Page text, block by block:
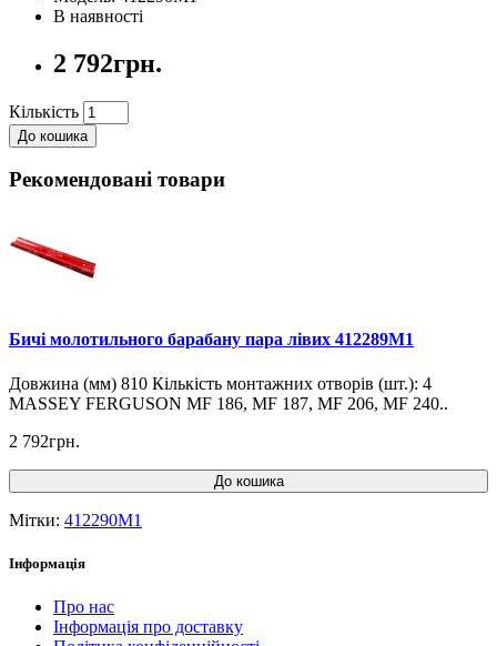
В наявності
2 792грн.
Кількість
До кошика
Рекомендовані товари
Бичі молотильного барабану пара лівих 412289M1
Довжина (мм) 810 Кількість монтажних отворів (шт.): 4
MASSEY FERGUSON MF 186, MF 187, MF 206, MF 240..
2 792грн.
До кошика
Мітки: 412290M1
Інформація
Про нас
Інформація про доставку